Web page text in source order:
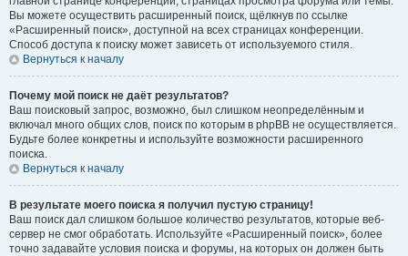
Вы можете осуществить расширенный поиск, щёлкнув по ссылке
«Расширенный поиск», доступной на всех страницах конференции.
Способ доступа к поиску может зависеть от используемого стиля.
Вернуться к началу
Почему мой поиск не даёт результатов?
Ваш поисковый запрос, возможно, был слишком неопределённым и
включал много общих слов, поиск по которым в phpBB не осуществляется.
Будьте более конкретны и используйте возможности расширенного
поиска.
Вернуться к началу
В результате моего поиска я получил пустую страницу!
Ваш поиск дал слишком большое количество результатов, которые веб-
сервер не смог обработать. Используйте «Расширенный поиск», более
точно задавайте условия поиска и форумы, на которых он должен быть